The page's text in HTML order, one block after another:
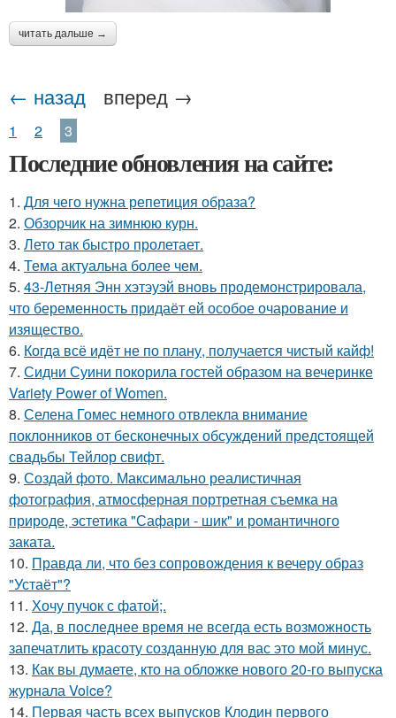
читать дальше →
← назад вперед →
1 2 3
Последние обновления на сайте:
1. Для чего нужна репетиция образа?
2. Обзорчик на зимнюю курн.
3. Лето так быстро пролетает.
4. Тема актуальна более чем.
5. 43-Летняя Энн хэтэуэй вновь продемонстрировала,
что беременность придаёт ей особое очарование и
изящество.
6. Когда всё идёт не по плану, получается чистый кайф!
7. Сидни Суини покорила гостей образом на вечеринке
Variety Power of Women.
8. Селена Гомес немного отвлекла внимание
поклонников от бесконечных обсуждений предстоящей
свадьбы Тейлор свифт.
9. Создай фото. Максимально реалистичная
фотография, атмосферная портретная съемка на
природе, эстетика "Сафари - шик" и романтичного
заката.
10. Правда ли, что без сопровождения к вечеру образ
"Устаёт"?
11. Хочу пучок с фатой;.
12. Да, в последнее время не всегда есть возможность
запечатлить красоту созданную для вас это мой минус.
13. Как вы думаете, кто на обложке нового 20-го выпуска
журнала Voice?
14. Первая часть всех выпусков Клодин первого